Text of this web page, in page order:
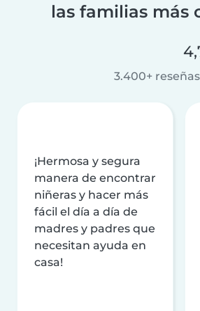
las familias más
3.400+ reseñas
¡Hermosa y segura
manera de encontrar
niñeras y hacer más
fácil el día a día de
madres y padres que
necesitan ayuda en
casa!